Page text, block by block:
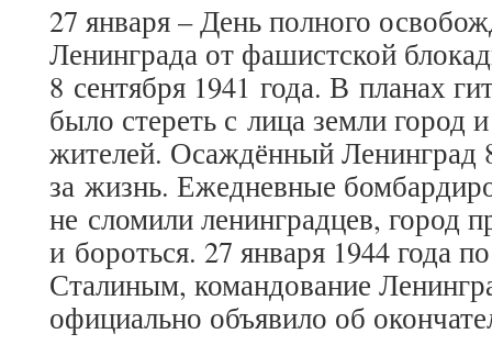
27 января – День полного
Ленинграда от фашистской
8 сентября 1941 года. В планах
было стереть с лица земли город
жителей. Осаждённый Ленинград
за жизнь. Ежедневные
не сломили ленинградцев, город
и бороться. 27 января 1944 года
Сталиным, командование
официально объявило об